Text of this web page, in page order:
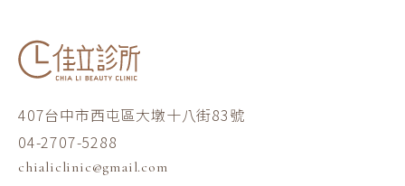
407台中市西屯區大墩十八街83號
04-2707-5288
chialiclinic@gmail.com